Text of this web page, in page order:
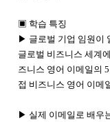
▣ 학습 특징
▶ 글로벌 기업 임원이
글로벌 비즈니스 세계
즈니스 영어 이메일의
접 비즈니스 영어 이메
▶ 실제 이메일로 배우